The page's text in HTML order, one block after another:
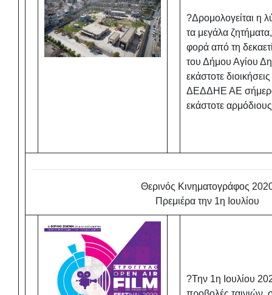
?Δρομολογείται η
τα μεγάλα
φορά από τη
του Δήμου Αγίου
εκάστοτε
ΔΕΔΔΗΕ ΑΕ
εκάστοτε
Θερινός Κινηματογράφος
Πρεμιέρα την 1η Ιουλίου
?️Την 1η Ιουλίου